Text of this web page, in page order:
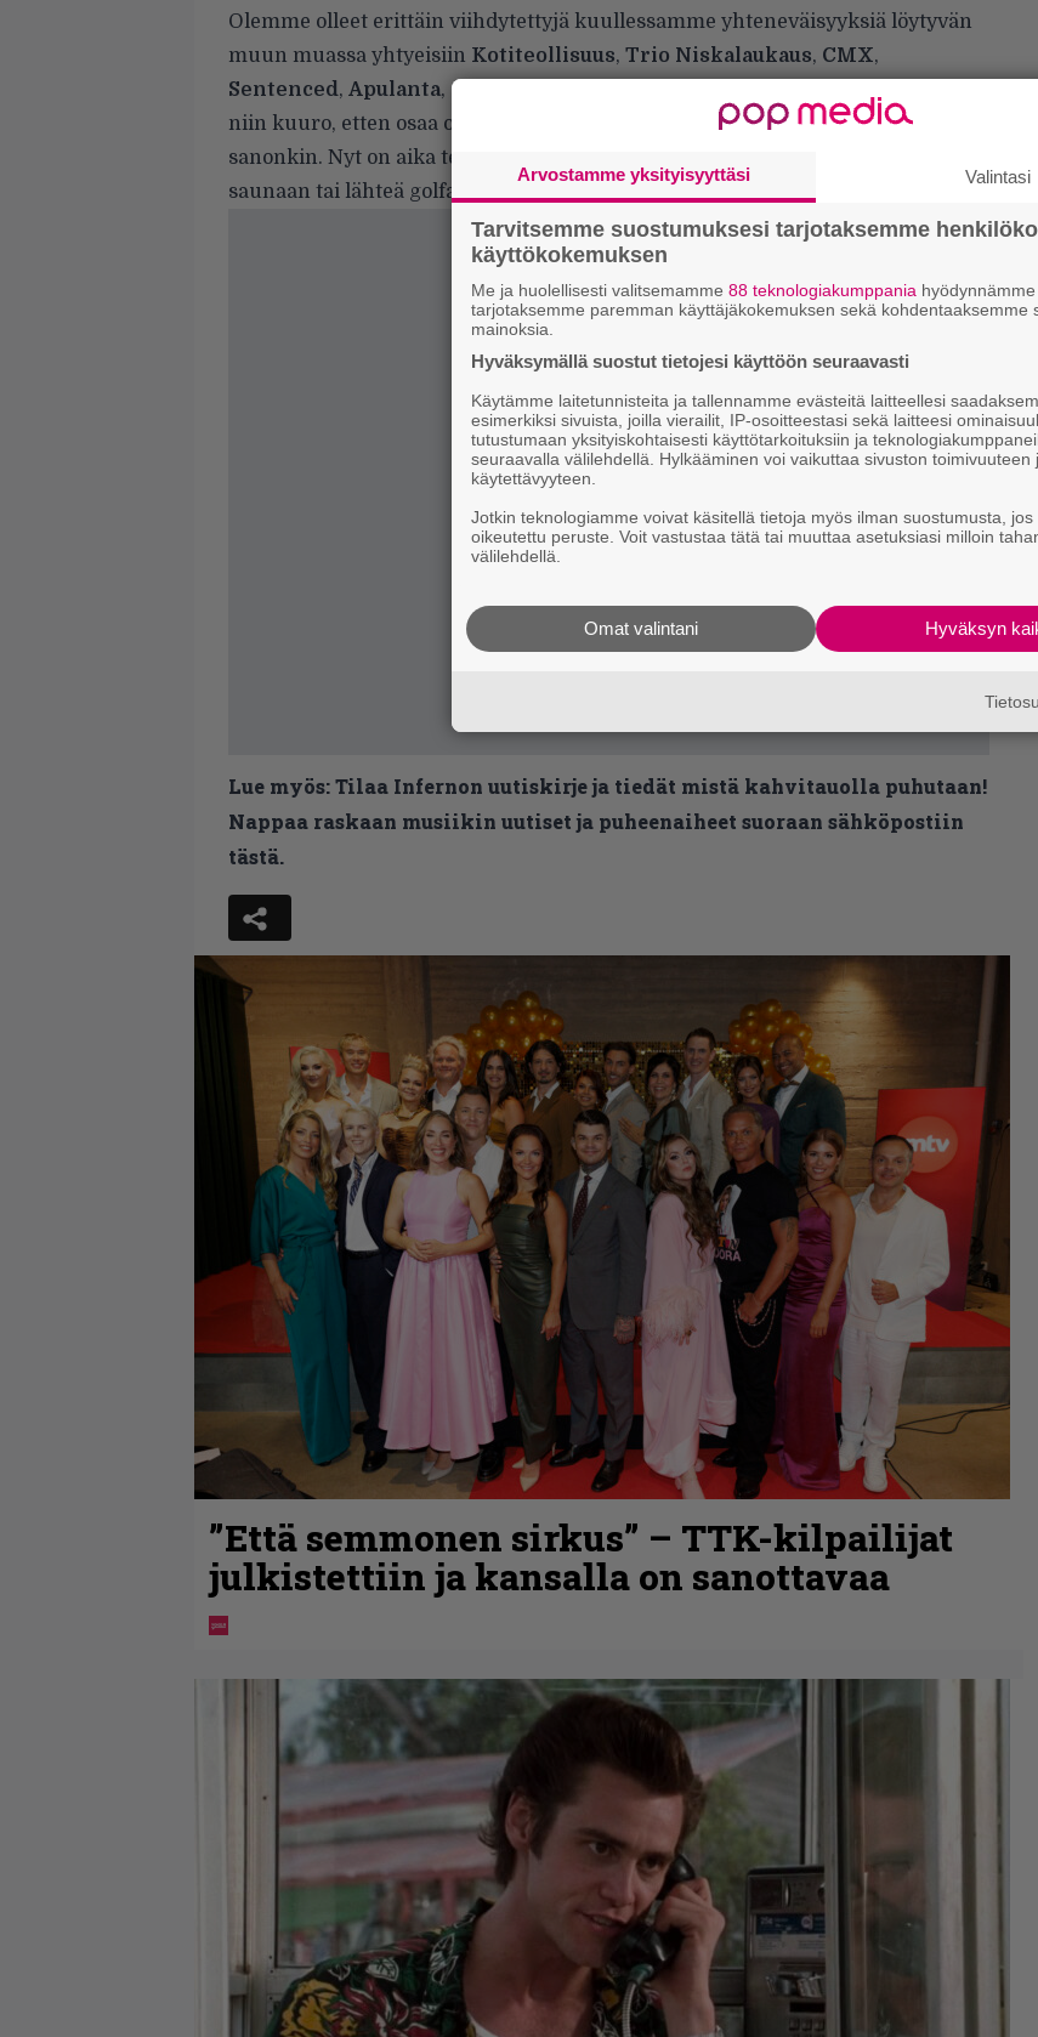
Olemme olleet erittäin viihdytettyjä kuullessamme yhteneväisyyksiä löytyvän
muun muassa yhtyeisiin Kotiteollisuus, Trio Niskalaukaus, CMX,
Sentenced, Apulanta, Ozzy Osbourne
niin kuuro, etten osaa ottaa asiaan olleenkaan kantaa. Hyvä tuli vaikka itse sen
sanonkin. Nyt on aika tehdä jotain muuta, painua terassille oluelle, mökille
saunaan tai lähteä golfaamaan”, kommentoi nokkamies
Lue myös:Tilaa Infernon uutiskirje ja tiedät mistä kahvitauolla puhutaan!
Nappaa raskaan musiikin uutiset ja puheenaiheet suoraan sähköpostiin
tästä.
”Että semmonen sirkus” – TTK-kilpailijat
julkistettiin ja kansalla on sanottavaa
Arvostamme yksityisyyttäsi Valintasi
Tarvitsemme suostumuksesi tarjotaksemme
käyttökokemuksen
Me ja huolellisesti valitsemamme 88 teknologiakumppania
tarjotaksemme paremman käyttäjäkokemuksen sekä kohdentaaksemme
mainoksia.
Hyväksymällä suostut tietojesi käyttöön seuraavasti
Käytämme laitetunnisteita ja tallennamme evästeitä laitteellesi
esimerkiksi sivuista, joilla vierailit, IP-osoitteestasi sekä laitteesi
tutustumaan yksityiskohtaisesti käyttötarkoituksiin ja
seuraavalla välilehdellä. Hylkääminen voi vaikuttaa sivuston toimivuuteen
käytettävyyteen.
Jotkin teknologiamme voivat käsitellä tietoja myös ilman suostumusta, jos
oikeutettu peruste. Voit vastustaa tätä tai muuttaa asetuksiasi milloin
välilehdellä.
Hyväksyn
Omat valintani